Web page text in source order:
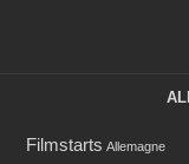
Filmstarts Allemagne